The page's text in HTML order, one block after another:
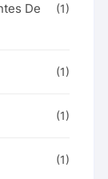
De
(1)
(1)
(1)
(1)